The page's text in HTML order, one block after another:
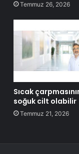
Temmuz 26, 2026
Sıcak
soğuk cilt olabilir
Temmuz 21, 2026